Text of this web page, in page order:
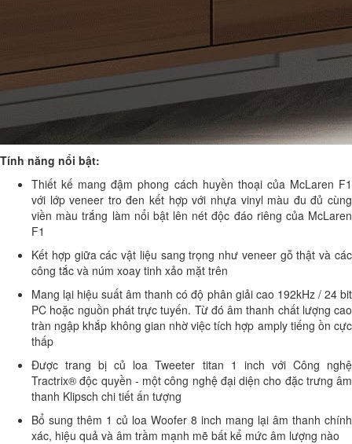
Tính năng nổi bật:
Thiết kế mang đậm phong cách huyền thoại của McLaren F1
với lớp veneer tro đen kết hợp với nhựa vinyl màu đu đủ cùng
viền màu trắng làm nổi bật lên nét độc đáo riêng của McLaren
F1
Kết hợp giữa các vật liệu sang trọng như veneer gỗ thật và các
công tắc và núm xoay tinh xảo mặt trên
Mang lại hiệu suất âm thanh có độ phân giải cao 192kHz / 24 bit
PC hoặc nguồn phát trực tuyến. Từ đó âm thanh chất lượng cao
tràn ngập khắp không gian nhờ việc tích hợp amply tiếng ồn cực
thấp
Được trang bị củ loa Tweeter titan 1 inch với Công nghệ
Tractrix® độc quyền - một công nghệ đại diện cho đặc trưng âm
thanh Klipsch chi tiết ấn tượng
Bổ sung thêm 1 củ loa Woofer 8 inch mang lại âm thanh chính
xác, hiệu quả và âm trầm mạnh mẽ bất kể mức âm lượng nào